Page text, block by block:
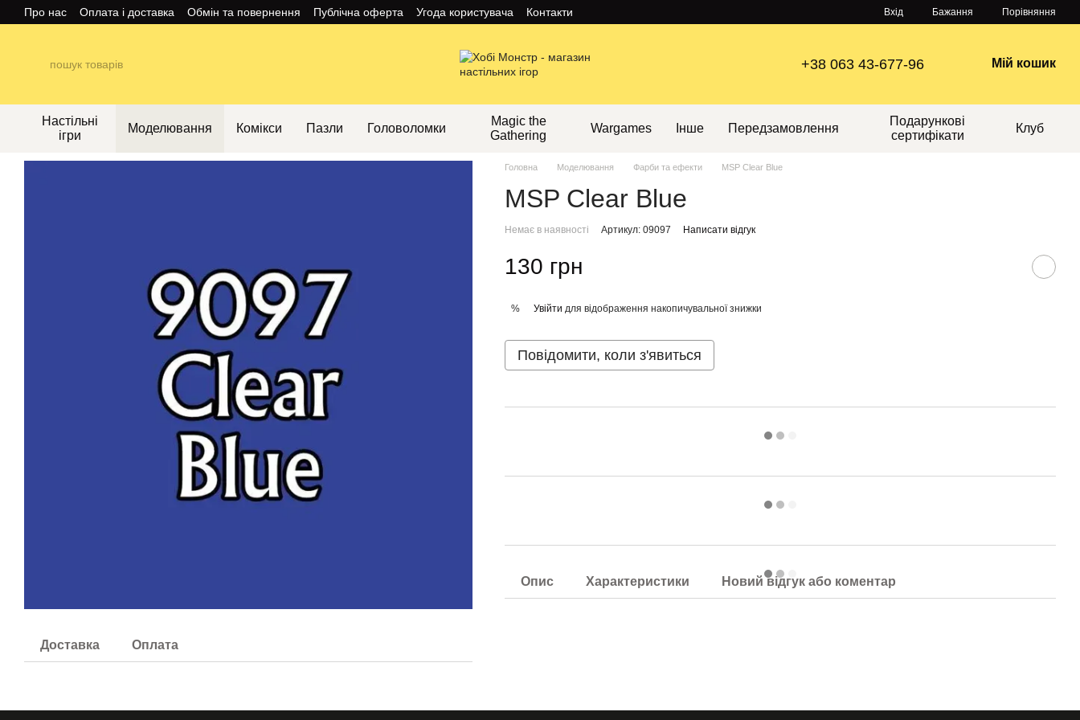
Перейти до основного контенту
Про нас Оплата і доставка Обмін та повернення Публічна оферта Угода користувача Контакти Вхід Бажання Порівняння
+38 063 43-677-96 Мій кошик
Настільні
ігри
Моделювання Комікси Пазли Головоломки
Magic the
Gathering
Wargames Інше Передзамовлення
Подарункові
сертифікати
Клуб
Доставка Оплата
Головна Моделювання Фарби та ефекти MSP Clear Blue
MSP Clear Blue
Немає в наявності Артикул: 09097 Написати відгук
130 грн
% Увійти для відображення накопичувальної знижки
Повідомити, коли з'явиться
Опис Характеристики Новий відгук або коментар